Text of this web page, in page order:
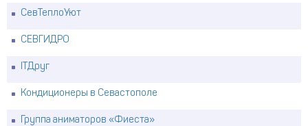
СевТеплоУют
СЕВГИДРО
ITДруг
Кондиционеры в Севастополе
Группа аниматоров «Фиеста»